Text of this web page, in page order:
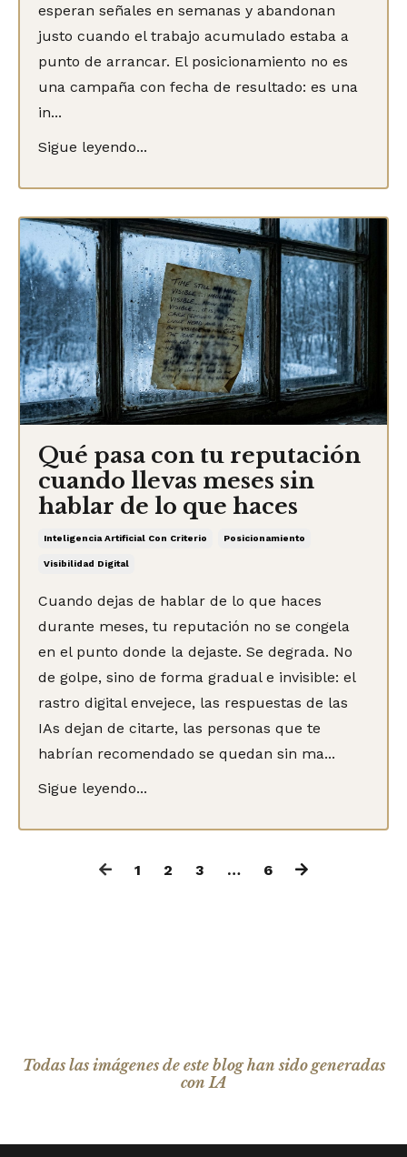
esperan señales en semanas y abandonan
justo cuando el trabajo acumulado estaba a
punto de arrancar. El posicionamiento no es
una campaña con fecha de resultado: es una
in...
Sigue leyendo...
Qué pasa con tu reputación
cuando llevas meses sin
hablar de lo que haces
Inteligencia Artificial Con Criterio Posicionamiento
Visibilidad Digital
Cuando dejas de hablar de lo que haces
durante meses, tu reputación no se congela
en el punto donde la dejaste. Se degrada. No
de golpe, sino de forma gradual e invisible: el
rastro digital envejece, las respuestas de las
IAs dejan de citarte, las personas que te
habrían recomendado se quedan sin ma...
Sigue leyendo...
1 2 3 … 6
Todas las imágenes de este blog han sido generadas
con IA